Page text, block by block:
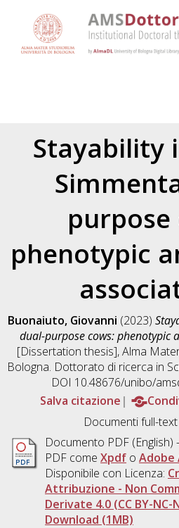
Stayability
purpose
phenotypic
Buonaiuto, Giovanni (2023)
dual-purpose cows: phenotypic
[Dissertation thesis], Alma
Bologna. Dottorato di ricerca in
DOI 10.48676/unibo/
Salva citazione
Documenti full-
Documento PDF(English)
PDF come Xpdfo Adobe
Disponibile con Licenza:
Attribuzione - Non
Derivate 4.0 (CC BY-NC-
Download (1MB)